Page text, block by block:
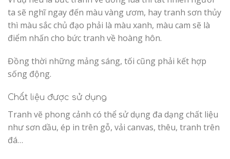
ta sẽ nghĩ ngay đến màu vàng ươm, hay tranh sơn thủy
thì màu sắc chủ đạo phải là màu xanh, màu cam sẽ là
điểm nhấn cho bức tranh về hoàng hôn.
Đồng thời những mảng sáng, tối cũng phải kết hợp
sống động.
Chất liệu được sử dụng
Tranh vẽ phong cảnh có thể sử dụng đa dạng chất liệu
như sơn dầu, ép in trên gỗ, vải canvas, thêu, tranh trên
đá…